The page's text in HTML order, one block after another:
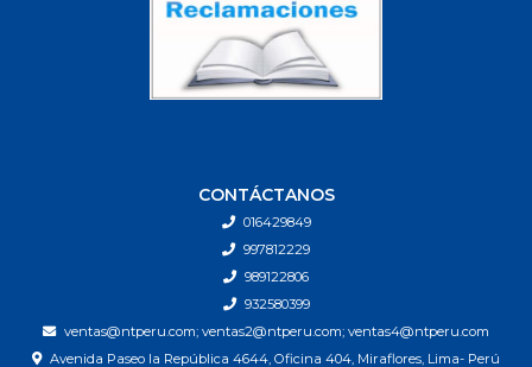
CONTÁCTANOS
016429849
997812229
989122806
932580399
ventas@ntperu.com; ventas2@ntperu.com; ventas4@ntperu.com
Avenida Paseo la República 4644, Oficina 404, Miraflores, Lima- Perú